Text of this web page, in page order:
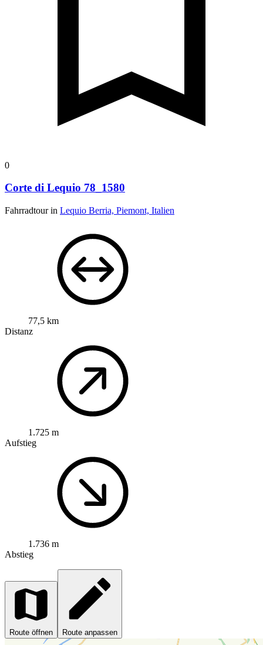
0
Corte di Lequio 78_1580
Fahrradtour in Lequio Berria, Piemont, Italien
77,5 km
Distanz
1.725 m
Aufstieg
1.736 m
Abstieg
Route öffnen Route anpassen